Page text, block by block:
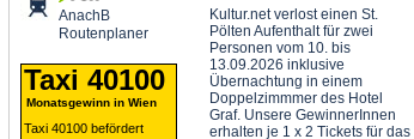
AnachB
Routenplaner
Taxi 40100
Monatsgewinn in Wien
Taxi 40100 befördert
Kultur.net verlost einen St.
Pölten Aufenthalt für zwei
Personen vom 10. bis
13.09.2026 inklusive
Übernachtung in einem
Doppelzimmmer des Hotel
Graf. Unsere GewinnerInnen
erhalten je 1 x 2 Tickets für das